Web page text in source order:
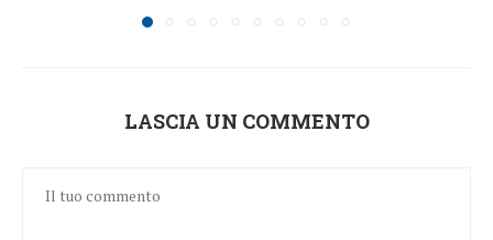
LASCIA UN COMMENTO